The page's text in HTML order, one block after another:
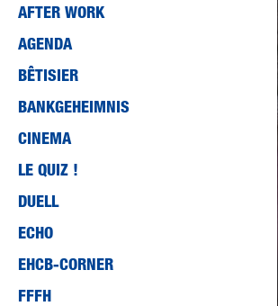
AFTER WORK
AGENDA
BÊTISIER
BANKGEHEIMNIS
CINEMA
LE QUIZ !
DUELL
ECHO
EHCB-CORNER
FFFH